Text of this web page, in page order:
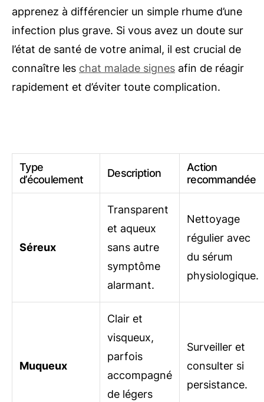
apprenez à différencier un simple rhume d’une
infection plus grave. Si vous avez un doute sur
l’état de santé de votre animal, il est crucial de
connaître les chat malade signes afin de réagir
rapidement et d’éviter toute complication.
Type
d’écoulement
Description
Action
recommandée
Séreux
Transparent
et aqueux
sans autre
symptôme
alarmant.
Nettoyage
régulier avec
du sérum
physiologique.
Muqueux
Clair et
visqueux,
parfois
accompagné
de légers
Surveiller et
consulter si
persistance.